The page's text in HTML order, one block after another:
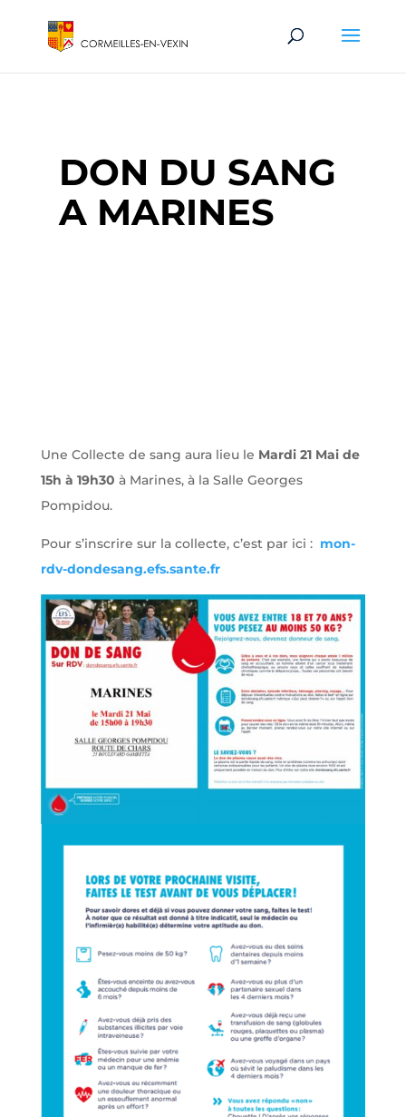
DON DU SANG
A MARINES
Une Collecte de sang aura lieu le Mardi 21 Mai de
15h à 19h30 à Marines, à la Salle Georges
Pompidou.
Pour s’inscrire sur la collecte, c’est par ici : mon-
rdv-dondesang.efs.sante.fr